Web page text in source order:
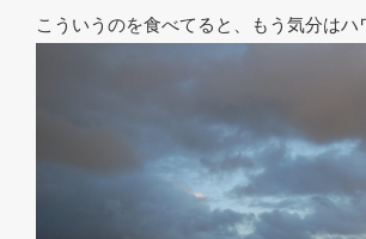
こういうのを食べてると、もう気分はハ